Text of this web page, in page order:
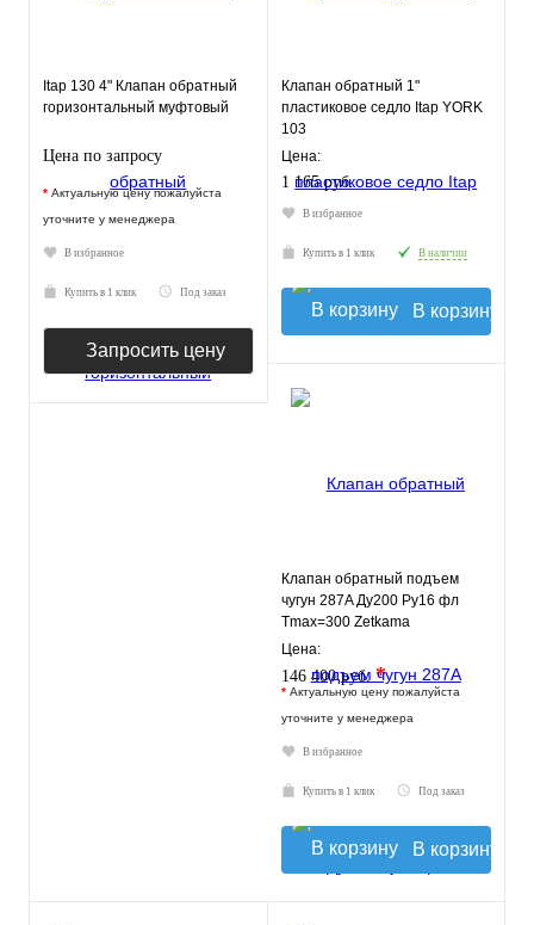
Itap 130 4" Клапан обратный
горизонтальный муфтовый
Цена по запросу
* Актуальную цену пожалуйста
уточните у менеджера
В избранное
Купить в 1 клик Под заказ
Запросить цену
Клапан обратный 1"
пластиковое седло Itap YORK
103
Цена:
1 165 руб.
В избранное
Купить в 1 клик В наличии
В корзину
Клапан обратный подъем
чугун 287A Ду200 Ру16 фл
Tmax=300 Zetkama
287A200C31
Цена:
146 400 руб. *
* Актуальную цену пожалуйста
уточните у менеджера
В избранное
Купить в 1 клик Под заказ
В корзину